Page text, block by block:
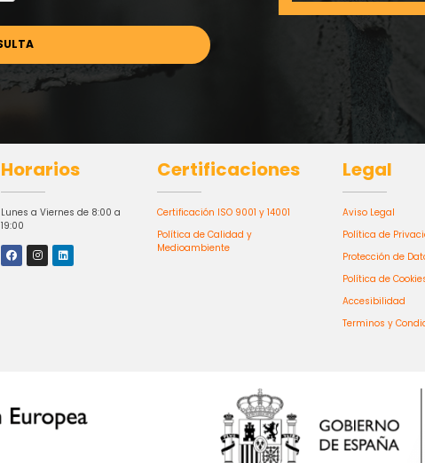
Horarios
Lunes a Viernes de 8:00 a
19:00
Certificaciones
Certificación ISO 9001 y 14001
Política de Calidad y
Medioambiente
Legal
Aviso Legal
Política de
Protección de
Política de
Accesibilidad
Terminos y